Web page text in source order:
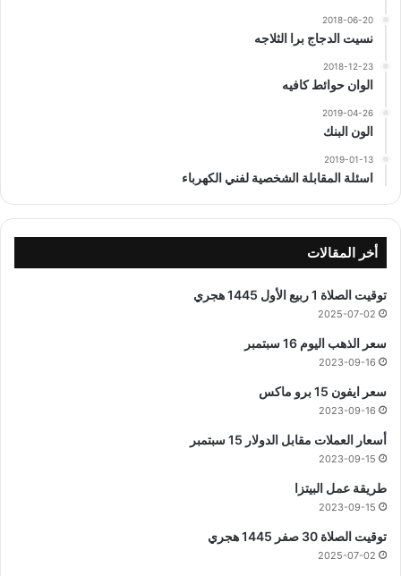
2018-06-20
نسيت الدجاج برا الثلاجه
2018-12-23
الوان حوائط كافيه
2019-04-26
الون البنك
2019-01-13
اسئلة المقابلة الشخصية لفني الكهرباء
أخر المقالات
توقيت الصلاة 1 ربيع الأول 1445 هجري
2025-07-02
سعر الذهب اليوم 16 سبتمبر
2023-09-16
سعر ايفون 15 برو ماكس
2023-09-16
أسعار العملات مقابل الدولار 15 سبتمبر
2023-09-15
طريقة عمل البيتزا
2023-09-15
توقيت الصلاة 30 صفر 1445 هجري
2025-07-02